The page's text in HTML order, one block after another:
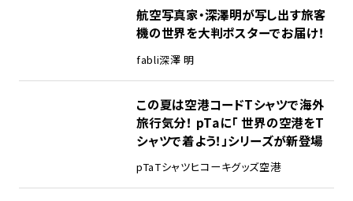
航空写真家・深澤明が写し出す旅客
機の世界を大判ポスターでお届け！
fabli深澤 明
この夏は空港コードTシャツで海外
旅行気分！ pTaに「 世界の空港をT
シャツで着よう！」シリーズが新登場
pTaTシャツヒコーキグッズ空港